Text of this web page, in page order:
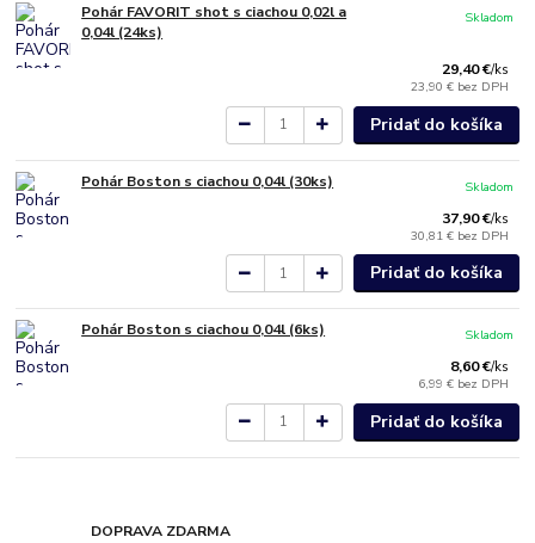
Pohár FAVORIT shot s ciachou 0,02l a
0,04l (24ks)
29,40 €/ks
23,90 € bez DPH
Skladom
Pridať do košíka
Pohár Boston s ciachou 0,04l (30ks)
37,90 €/ks
30,81 € bez DPH
Skladom
Pridať do košíka
Pohár Boston s ciachou 0,04l (6ks)
8,60 €/ks
6,99 € bez DPH
Skladom
Pridať do košíka
DOPRAVA ZDARMA